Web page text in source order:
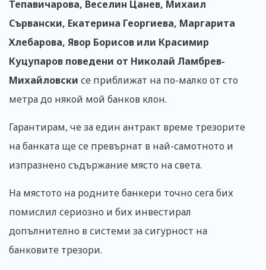
Тепавичарова, Веселин Цанев, Михаил
Сървански, Екатерина Георгиева, Маргарита
Хлебарова, Явор Борисов или Красимир
Куцупаров поведени от Николай Ламбрев-
Михайловски се приближат на по-малко от сто
метра до някой мой банков клон.
Гарантирам, че за един антракт време трезорите
на банката ще се превърнат в най-самотното и
изпразнено съдържание място на света.
На мястото на родните банкери точно сега бих
помислил сериозно и бих инвестирал
допълнително в системи за сигурност на
банковите трезори.